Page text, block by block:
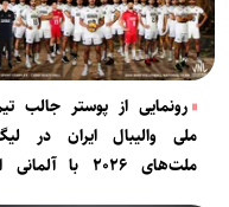
رونمایی از پوستر جالب
ملی والیبال ایران در
ملت‌های ۲۰۲۶ با